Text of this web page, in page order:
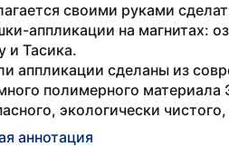
своими руками
аппликации на магнитах:
и Тасика.
аппликации сделаны из
полимерного материала
экологически чистого,
аннотация